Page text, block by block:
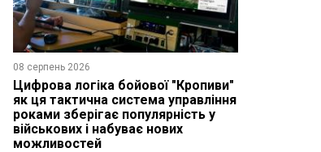
08 серпень 2026
Цифрова логіка бойової "Кропиви"
як ця тактична система управління
роками зберігає популярність у
військових і набуває нових
можливостей